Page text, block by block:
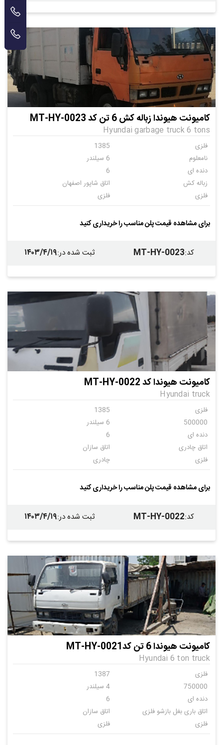
کامیونت هیوندا زباله کش 6 تن کد MT-HY-0023
Hyundai garbage truck 6 tons
فلزی
1385
نامعلوم
6 سیلندر
دنده ای
6
زباله کش
اتاق شاپور اصفهان
فلزی
فلزی
برای مشاهده قیمت پلن مناسب را خریداری کنید
کد:
MT-HY-0023 ثبت شده در:۱۴۰۳/۴/۱۹
کامیونت هیوندا کد MT-HY-0022
Hyundai truck
فلزی
1385
500000
6 سیلندر
دنده ای
6
اتاق چادری
اتاق سازان
فلزی
چادری
برای مشاهده قیمت پلن مناسب را خریداری کنید
کد:
MT-HY-0022 ثبت شده در:۱۴۰۳/۴/۱۹
کامیونت هیوندا 6 تن کدMT-HY-0021
Hyundai 6 ton truck
فلزی
1387
750000
4 سیلندر
دنده ای
6
اتاق باری بغل بازشو فلزی
اتاق سازان
فلزی
فلزی